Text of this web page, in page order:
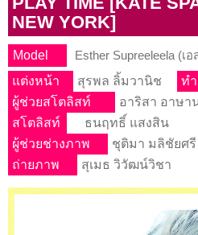
NEW YORK]
Model
Esther Supreeleela (เ
แต่งหน้า
สุรพล ลิ้มวานิช ทํ
ผู้ช่วยสโตลิสท์
อาริสา อาษา
สโตลิสท์
ธนฤทธิ์ แสงสิน
ผู้ช่วยช่างภาพ
ชุติมา มลิชัยศรี
ถ่ายภาพ
สุเมธ วิวัฒน์วิชา